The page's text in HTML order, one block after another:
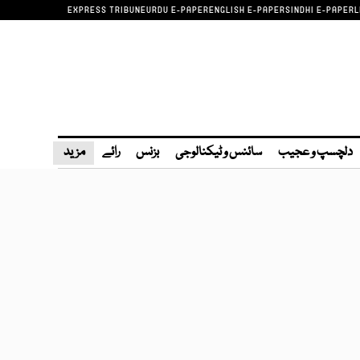
EXPRESS TRIBUNEURDU E-PAPERENGLISH E-PAPERSINDHI E-PAPER
دلچسپ و عجیب سائنس و ٹیکنالوجی بزنس رائے مزید